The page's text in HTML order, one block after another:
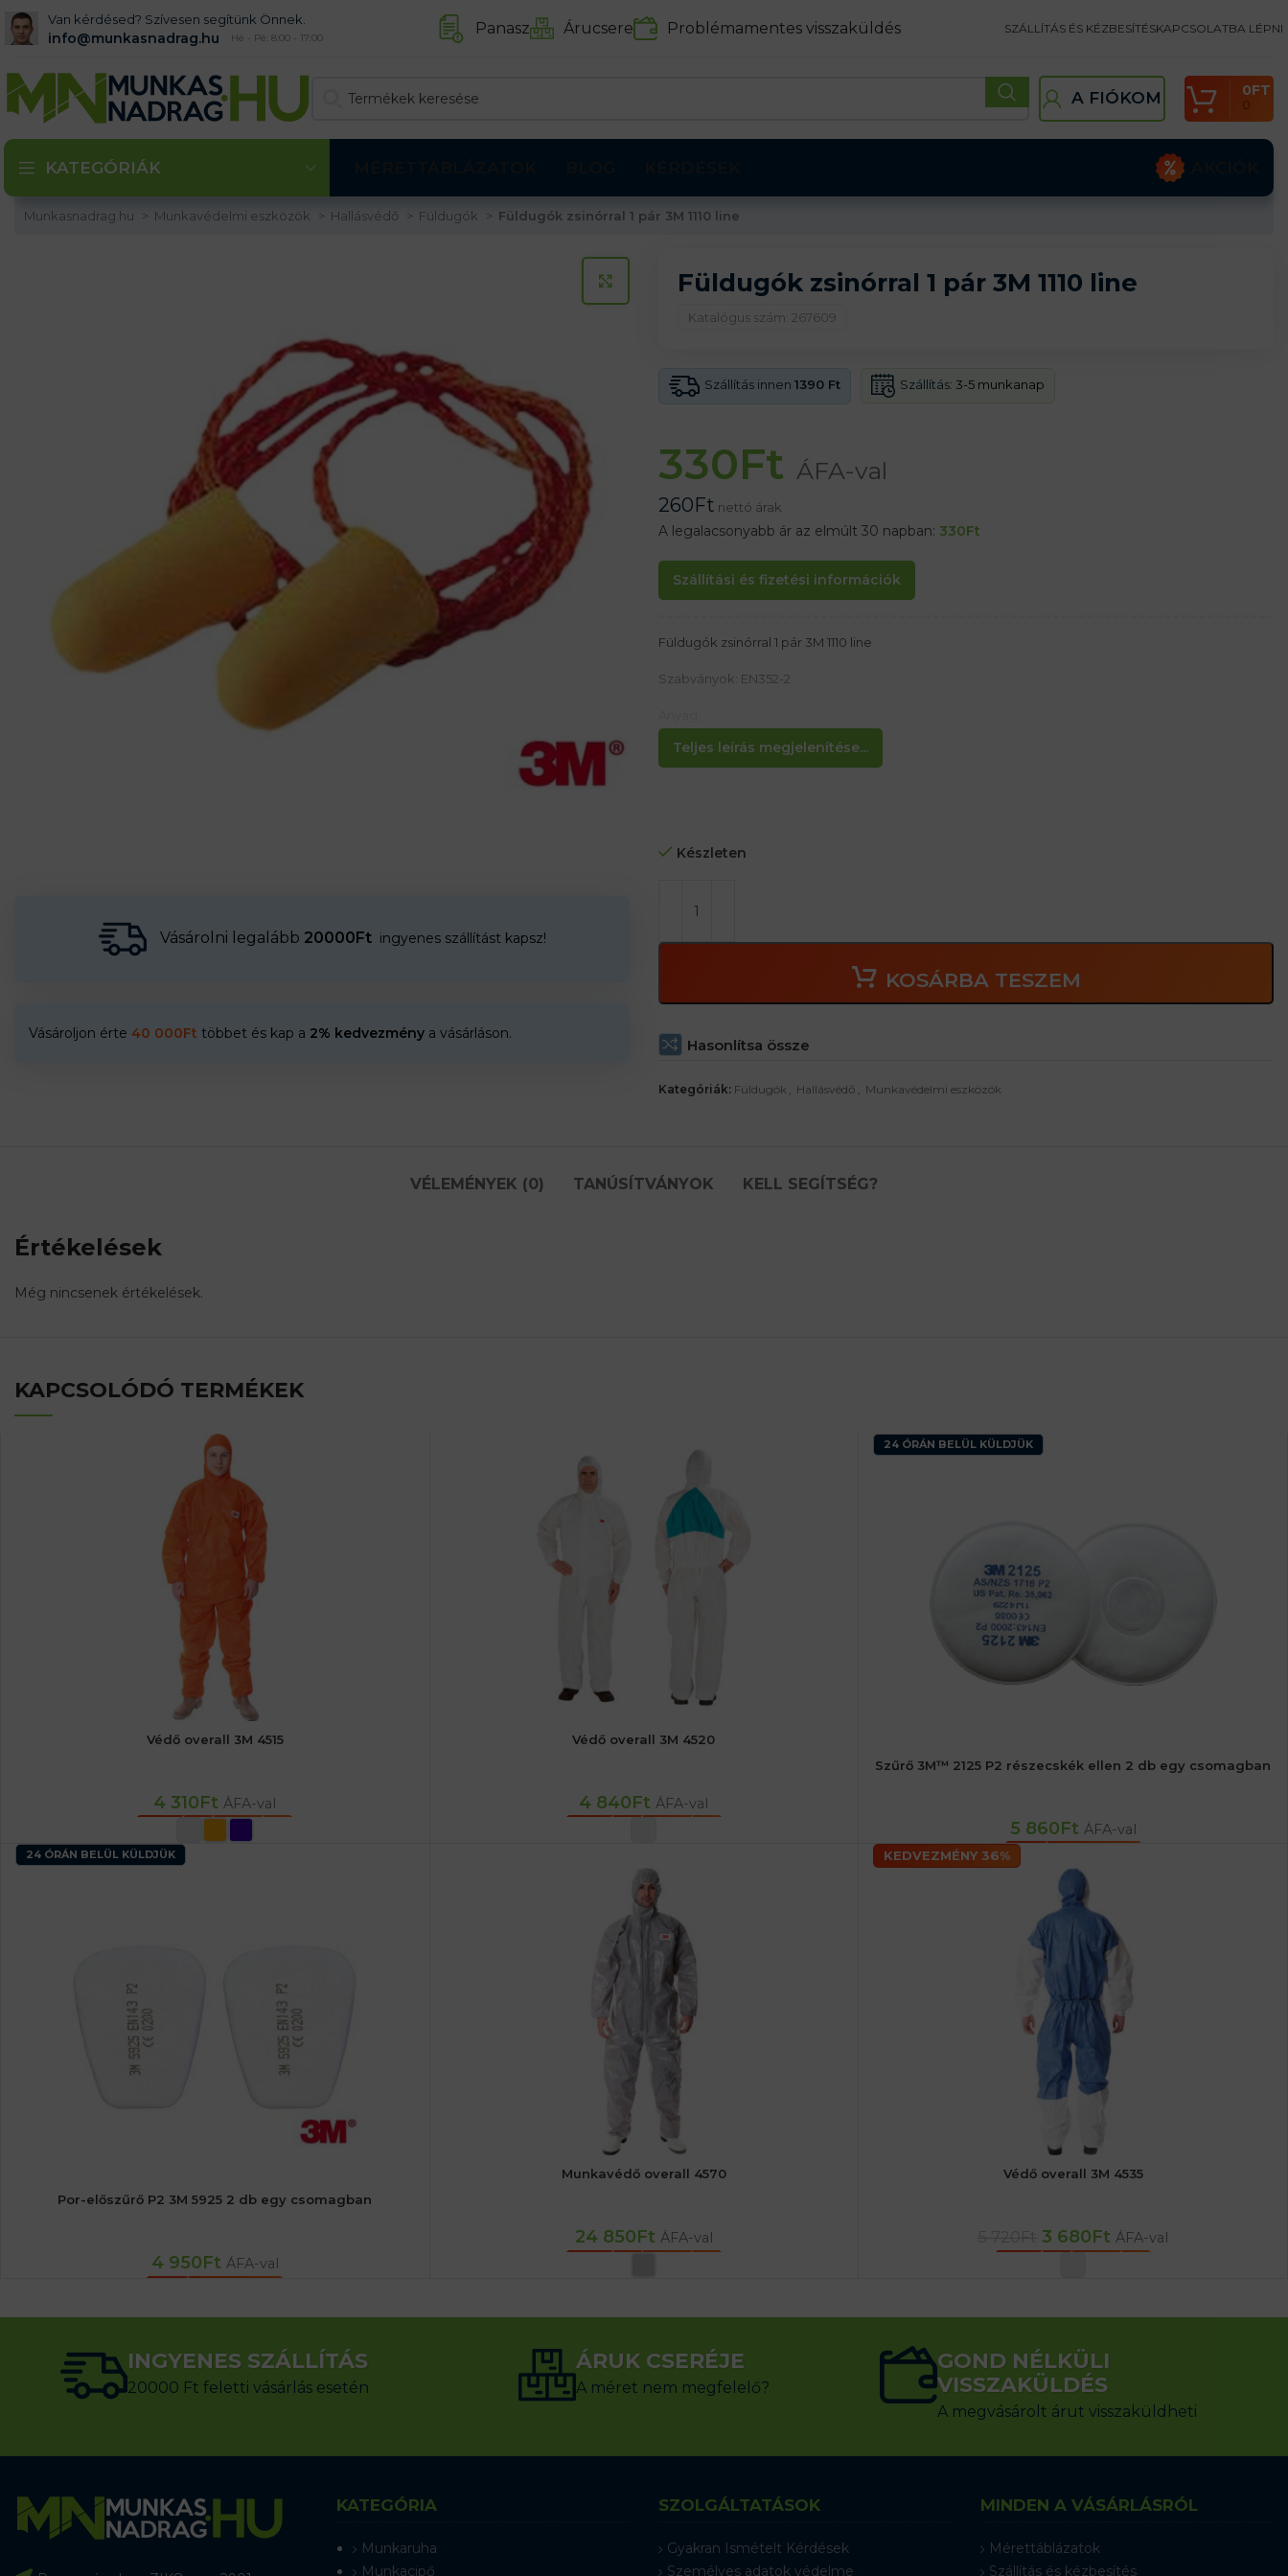
Van kérdésed? Szívesen segítünk Önnek.
info@munkasnadrag.hu Hé - Pé: 8:00 - 17:00 Panasz Árucsere Problémamentes visszaküldés SZÁLLÍTÁS ÉS KÉZBESÍTÉSKAPCSOLATBA LÉPNI
A FIÓKOM 0
0FT
KATEGÓRIÁK
Munkasnadrag.hu Munkavédelmi eszközök Hallásvédő Füldugók Füldugók zsinórral 1 pár 3M 1110 line
KATTINTS A KINAGYÍTÁSHOZ
Vásárolni legalább 20000Ft ingyenes szállítást kapsz!
Vásároljon érte 40 000Ft többet és kap a 2% kedvezmény a vásárláson.
Füldugók zsinórral 1 pár 3M 1110 line
Katalógus szám: 267609
Szállítás innen 1390 Ft Szállítás: 3-5 munkanap
330Ft ÁFA-val
260Ft nettó árak
A legalacsonyabb ár az elmúlt 30 napban: 330Ft
Szállítási és fizetési információk
Teljes leírás megjelenítése...
Füldugók zsinórral 1 pár 3M 1110 line
Szabványok: EN352-2
Lágy hypoallergenic poliuretán hab, amely
jellemzői. :
Készleten
KOSÁRBA TESZEM
Hasonlítsa össze
Kategóriák: Füldugók , Hallásvédő , Munkavédelmi eszközök
VÉLEMÉNYEK (0) TANÚSÍTVÁNYOK KELL SEGÍTSÉG?
Értékelések
Még nincsenek értékelések.
KAPCSOLÓDÓ TERMÉKEK
Védő overall 3M 4515
4 310Ft ÁFA-val
OPCIÓK VÁLASZTÁSA
Védő overall 3M 4520
4 840Ft ÁFA-val
24 ÓRÁN BELÜL KÜLDJÜK
Szűrő 3M™ 2125 P2 részecskék ellen 2 db egy csomagban
5 860Ft ÁFA-val
KOSÁRBA TESZEM
24 ÓRÁN BELÜL KÜLDJÜK
Por-előszűrő P2 3M 5925 2 db egy csomagban
4 950Ft ÁFA-val
KOSÁRBA TESZEM
Munkavédő overall 4570
24 850Ft ÁFA-val
OPCIÓK VÁLASZTÁSA
KEDVEZMÉNY 36%
Védő overall 3M 4535
3 680Ft ÁFA-val
OPCIÓK VÁLASZTÁSA
INGYENES SZÁLLÍTÁS
20000 Ft feletti vásárlás esetén
ÁRUK CSERÉJE
A méret nem megfelelő?
GOND NÉLKÜLI
VISSZAKÜLDÉS
A megvásárolt árut visszaküldheti
KATEGÓRIA
Munkaruha
Munkacipő
SZOLGÁLTATÁSOK
Gyakran Ismételt Kérdések
Személyes adatok védelme
MINDEN A VÁSÁRLÁSRÓL
Mérettáblázatok
Szállítás és kézbesítés